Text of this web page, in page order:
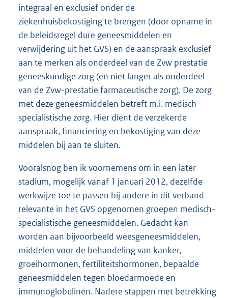
integraal en exclusief onder de
ziekenhuisbekostiging te brengen (door opname in
de beleidsregel dure geneesmiddelen en
verwijdering uit het GVS) en de aanspraak exclusief
aan te merken als onderdeel van de Zvw prestatie
geneeskundige zorg (en niet langer als onderdeel
van de Zvw-prestatie farmaceutische zorg). De zorg
met deze geneesmiddelen betreft m.i. medisch-
specialistische zorg. Hier dient de verzekerde
aanspraak, financiering en bekostiging van deze
middelen bij aan te sluiten.
Vooralsnog ben ik voornemens om in een later
stadium, mogelijk vanaf 1 januari 2012, dezelfde
werkwijze toe te passen bij andere in dit verband
relevante in het GVS opgenomen groepen medisch-
specialistische geneesmiddelen. Gedacht kan
worden aan bijvoorbeeld weesgeneesmiddelen,
middelen voor de behandeling van kanker,
groeihormonen, fertiliteitshormonen, bepaalde
geneesmiddelen tegen bloedarmoede en
immunoglobulinen. Nadere stappen met betrekking